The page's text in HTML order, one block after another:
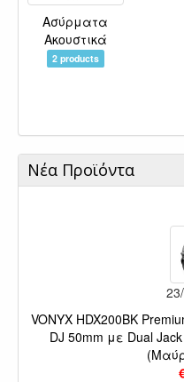
Ασύρματα
Ακουστικά
2 products
Νέα Προϊόντα
VONYX HDX200BK
DJ 50mm με Dual